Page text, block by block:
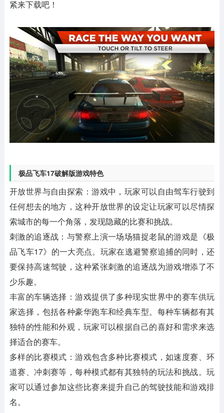
紧来下载吧！
极品飞车17破解版游戏特色
开放世界与自由探索：游戏中，玩家可以自由驾车行驶到
任何想去的地方，这种开放世界的设定让玩家可以尽情探
索城市的每一个角落，发现隐藏的比赛和挑战。
刺激的追逐战：与警察上演一场场猫捉老鼠的游戏是《极
品飞车17》的一大亮点。玩家在逃避警察追捕的同时，还
要保持高速驾驶，这种紧张刺激的追逐战为游戏增添了不
少乐趣。
丰富的车辆选择：游戏提供了多种现实世界中的赛车供玩
家选择，包括各种豪华跑车和经典车型。每种车辆都有其
独特的性能和外观，玩家可以根据自己的喜好和需求来选
择适合的赛车。
多样的比赛模式：游戏包含多种比赛模式，如速度赛、环
道赛、冲刺赛等，每种模式都有其独特的玩法和挑战。玩
家可以通过参加这些比赛来提升自己的驾驶技能和游戏排
名。